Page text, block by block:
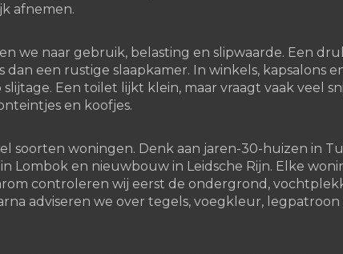
afnemen.
we naar gebruik, belasting en slipwaarde. Een
dan een rustige slaapkamer. In winkels, kapsalons
Een toilet lijkt klein, maar vraagt vaak veel
en koofjes.
soorten woningen. Denk aan jaren-30-huizen in
Lombok en nieuwbouw in Leidsche Rijn. Elke
controleren wij eerst de ondergrond,
adviseren we over tegels, voegkleur, legpatroon